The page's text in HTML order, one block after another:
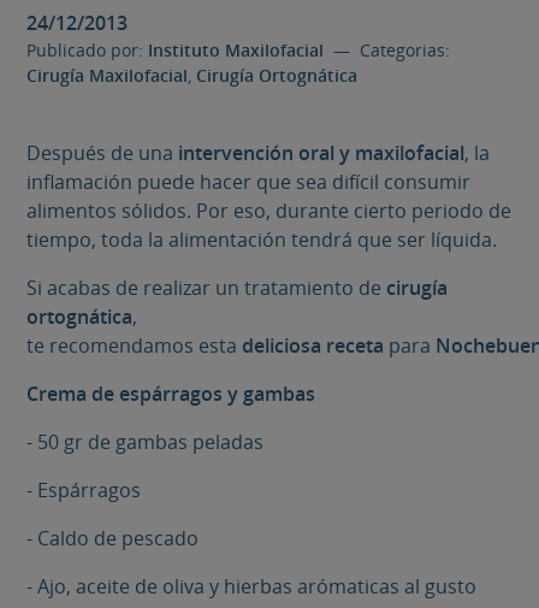
24/12/2013
Publicado por: Instituto Maxilofacial — Categorias:
Cirugía Maxilofacial, Cirugía Ortognática
Después de una intervención oral y maxilofacial, la
inflamación puede hacer que sea difícil consumir
alimentos sólidos. Por eso, durante cierto periodo de
tiempo, toda la alimentación tendrá que ser líquida.
Si acabas de realizar un tratamiento de cirugía
ortognática,
te recomendamos esta deliciosa receta para
Crema de espárragos y gambas
- 50 gr de gambas peladas
- Espárragos
- Caldo de pescado
- Ajo, aceite de oliva y hierbas arómaticas al gusto